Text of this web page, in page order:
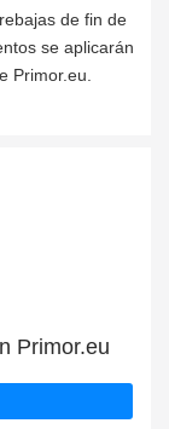
de fin de
se aplicarán
Primor.eu.
Primor.eu